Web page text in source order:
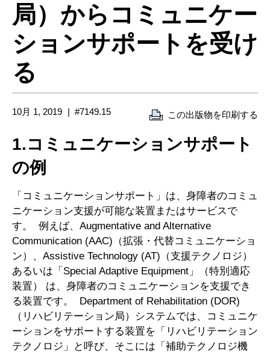
局）からコミュニケー
ションサポートを受け
る
10月 1, 2019 #7149.15 この出版物を印刷する
1.コミュニケーションサポート
の例
「コミュニケーションサポート」は、身障者のコミュ
ニケーション支援が可能な装置またはサービスで
す。 例えば、Augmentative and Alternative
Communication (AAC)（拡張・代替コミュニケーショ
ン）、Assistive Technology (AT)（支援テクノロジ）
あるいは「Special Adaptive Equipment」（特別適応
装置） は、身障者のコミュニケーションを支援でき
る装置です。 Department of Rehabilitation (DOR)
（リハビリテーション局）システムでは、コミュニケ
ーションをサポートする装置を「リハビリテーション
テクノロジ」と呼び、そこには「補助テクノロジ機